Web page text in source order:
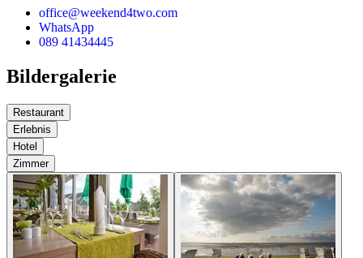
office@weekend4two.com
WhatsApp
089 41434445
Bildergalerie
Restaurant
Erlebnis
Hotel
Zimmer